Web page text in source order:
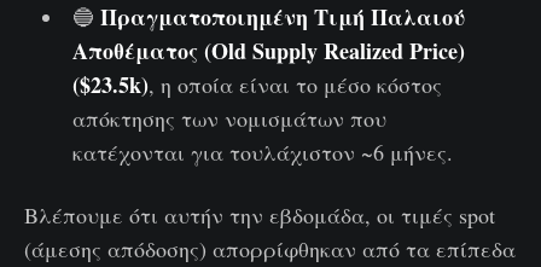
🔵 Πραγματοποιημένη Τιμή Παλαιού
Αποθέματος (Old Supply Realized Price)
($23.5k), η οποία είναι το μέσο κόστος
απόκτησης των νομισμάτων που
κατέχονται για τουλάχιστον ~6 μήνες.
Βλέπουμε ότι αυτήν την εβδομάδα, οι τιμές spot
(άμεσης απόδοσης) απορρίφθηκαν από τα επίπεδα